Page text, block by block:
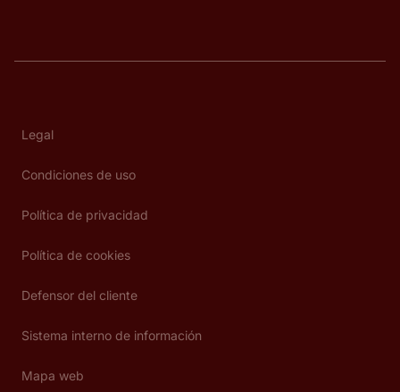
Legal
Condiciones de uso
Política de privacidad
Política de cookies
Defensor del cliente
Sistema interno de información
Mapa web